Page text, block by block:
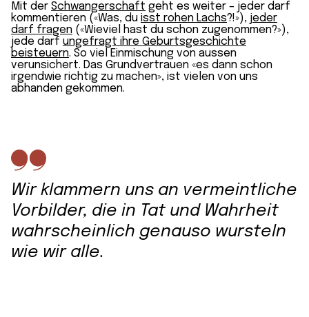
Mit der Schwangerschaft geht es weiter – jeder darf
kommentieren («Was, du isst rohen Lachs?!»), jeder
darf fragen («Wieviel hast du schon zugenommen?»),
jede darf ungefragt ihre Geburtsgeschichte
beisteuern. So viel Einmischung von aussen
verunsichert. Das Grundvertrauen «es dann schon
irgendwie richtig zu machen», ist vielen von uns
abhanden gekommen.
Wir klammern uns an vermeintliche
Vorbilder, die in Tat und Wahrheit
wahrscheinlich genauso wursteln
wie wir alle.